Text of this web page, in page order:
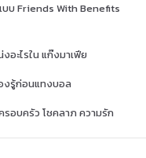
บบ Friends With Benefits
อะไรใน แก๊งมาเฟีย
งรู้ก่อนแทงบอล
รอบครัว โชคลาภ ความรัก